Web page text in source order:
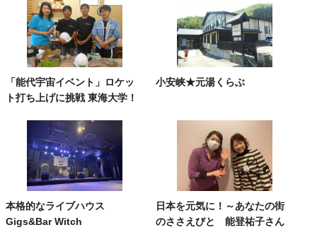
「能代宇宙イベント」ロケッ
ト打ち上げに挑戦 東海大学！
小安峡★元湯くらぶ
本格的なライブハウス
Gigs&Bar Witch
日本を元気に！～あなたの街
のささえびと 能登祐子さん